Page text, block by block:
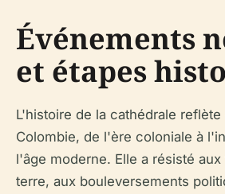
Événements
et étapes
L'histoire de la cathédrale
Colombie, de l'ère coloniale à
l'âge moderne. Elle a résisté
terre, aux bouleversements